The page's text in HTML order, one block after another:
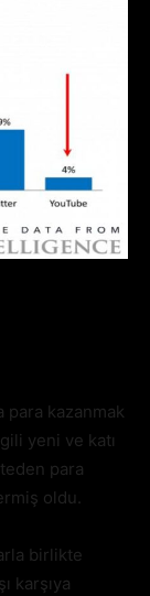
para kazanmak
yeni ve katı
para
oldu.
birlikte
karşıya